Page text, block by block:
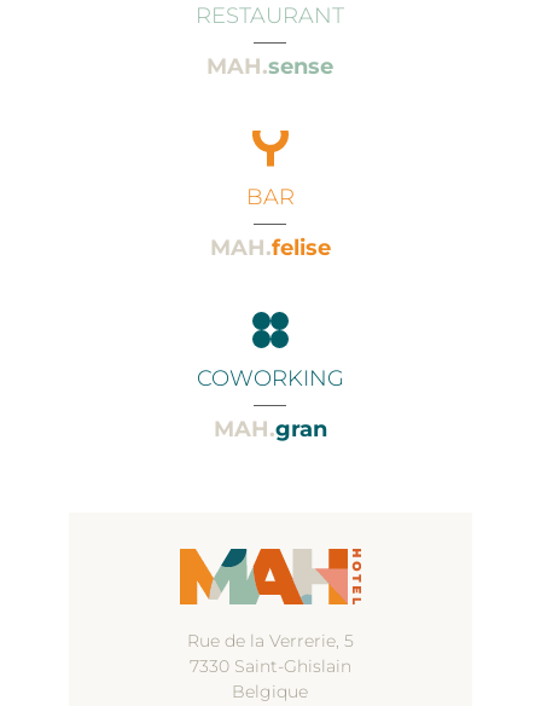
RESTAURANT
MAH.sense
BAR
MAH.felise
COWORKING
MAH.gran
Rue de la Verrerie, 5
7330 Saint-Ghislain
Belgique